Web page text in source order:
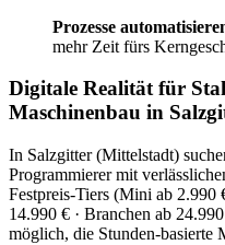
Prozesse
mehr Zeit fürs
Digitale Realität für
Maschinenbau in
In Salzgitter (Mittelstadt)
Programmierer mit
Festpreis-Tiers (Mini ab 2.990
14.990 € · Branchen ab
möglich, die Stunden-basierte